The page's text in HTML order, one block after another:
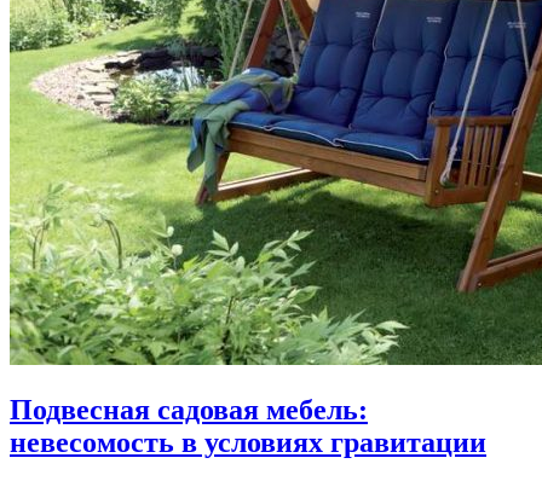
Подвесная садовая мебель:
невесомость в условиях гравитации